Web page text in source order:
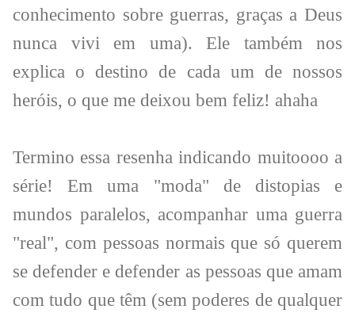
conhecimento sobre guerras, graças a Deus
nunca vivi em uma). Ele também nos
explica o destino de cada um de nossos
heróis, o que me deixou bem feliz! ahaha
Termino essa resenha indicando muitoooo a
série! Em uma "moda" de distopias e
mundos paralelos, acompanhar uma guerra
"real", com pessoas normais que só querem
se defender e defender as pessoas que amam
com tudo que têm (sem poderes de qualquer